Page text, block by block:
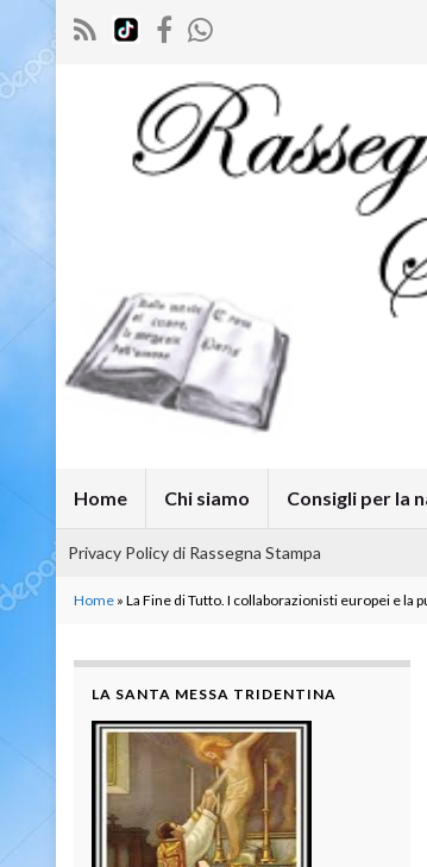
Home Chi siamo Consigli per la
Privacy Policy di Rassegna Stampa
Home » La Fine di Tutto. I collaborazionisti europei e la
LA SANTA MESSA TRIDENTINA